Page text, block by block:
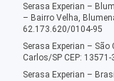
Serasa Experian –
– Bairro Velha,
62.173.620/0104-95
Serasa Experian –
Carlos/SP CEP:
Serasa Experian –